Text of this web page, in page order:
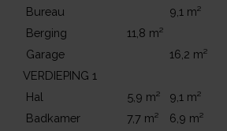
Bureau
9,1 m²
Berging
11,8 m²
Garage
16,2 m²
VERDIEPING 1
Hal
5,9 m²
9,1 m²
Badkamer
7,7 m²
6,9 m²